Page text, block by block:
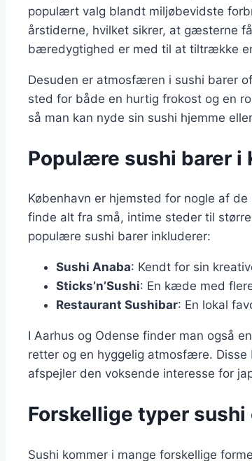
populært valg blandt miljøbevidste
årstiderne, hvilket sikrer, at gæsterne
bæredygtighed er med til at tiltrække
Desuden er atmosfæren i sushi barer
sted for både en hurtig frokost og en
så man kan nyde sin sushi hjemme
Populære sushi barer i
København er hjemsted for nogle af
finde alt fra små, intime steder til
populære sushi barer inkluderer:
Sushi Anaba: Kendt for sin
Sticks’n’Sushi: En kæde med
Restaurant Sushibar: En lokal
I Aarhus og Odense finder man også
retter og en hyggelig atmosfære.
afspejler den voksende interesse for
Forskellige typer
Sushi kommer i mange forskellige